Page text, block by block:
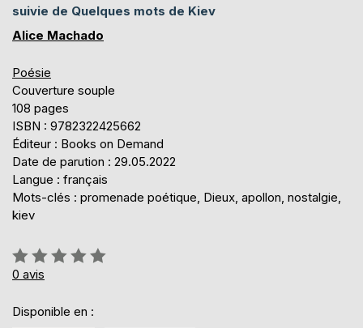
suivie de Quelques mots de Kiev
Alice Machado
Poésie
Couverture souple
108 pages
ISBN : 9782322425662
Éditeur : Books on Demand
Date de parution : 29.05.2022
Langue : français
Mots-clés : promenade poétique, Dieux, apollon, nostalgie,
kiev
Évaluation:
0%
0 avis
Disponible en :